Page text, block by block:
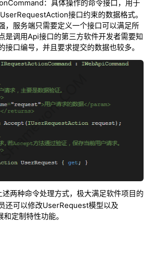
：具体操作的命令接口，用于
接口约束的数据格式。
，服务端只需要定义一个接口可以满足所
是调用Api接口的第三方软件开发者需要知
接口编号，并且要求提交的数据也较多。
两种命令处理方式，极大满足软件项目的
还可以修改UserRequest模型以及
定制特性功能。